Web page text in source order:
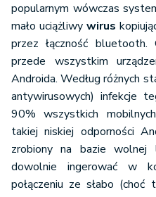
popularnym wówczas
mało uciążliwywirus
przez łączność
przede wszystkim
Androida. Według różnych
antywirusowych) infekcje
90% wszystkich
takiej niskiej odporności
zrobiony na bazie wolnej
dowolnie ingerować w
połączeniu ze słabo (choć